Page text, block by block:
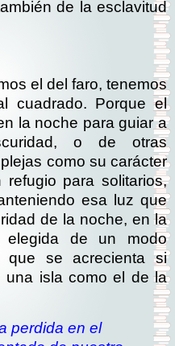
de la esclavitud
el del faro, tenemos
cuadrado. Porque el
la noche para guiar a
o de otras
como su carácter
para solitarios,
esa luz que
de la noche, en la
elegida de un modo
que se acrecienta si
una isla como el de la
perdida en el